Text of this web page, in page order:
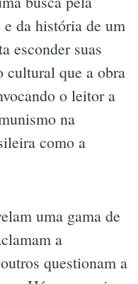
da história de um
esconder suas
cultural que a obra
o leitor a
na
como a
uma gama de
a
questionam a